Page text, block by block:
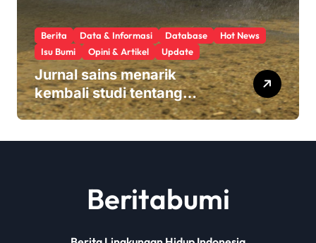
Berita Data & Informasi Database
Hot News
Isu Bumi
Opini & Artikel Update
Jurnal sains menarik
kembali studi tentang
keamanan Monsanto
Beritabumi